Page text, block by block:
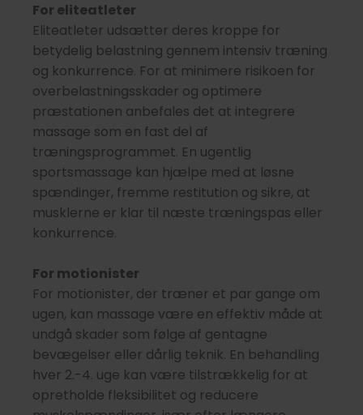
For eliteatleter
Eliteatleter udsætter deres kroppe for
betydelig belastning gennem intensiv træning
og konkurrence. For at minimere risikoen for
overbelastningsskader og optimere
præstationen anbefales det at integrere
massage som en fast del af
træningsprogrammet. En ugentlig
sportsmassage kan hjælpe med at løsne
spændinger, fremme restitution og sikre, at
musklerne er klar til næste træningspas eller
konkurrence.
For motionister
For motionister, der træner et par gange om
ugen, kan massage være en effektiv måde at
undgå skader som følge af gentagne
bevægelser eller dårlig teknik. En behandling
hver 2.-4. uge kan være tilstrækkelig for at
opretholde fleksibilitet og reducere